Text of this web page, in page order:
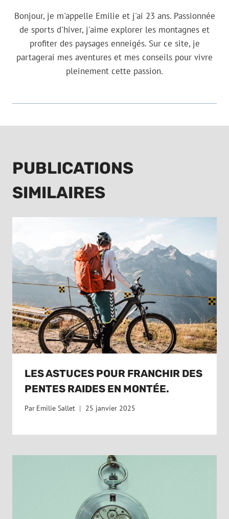
Bonjour, je m'appelle Emilie et j'ai 23 ans. Passionnée
de sports d'hiver, j'aime explorer les montagnes et
profiter des paysages enneigés. Sur ce site, je
partagerai mes aventures et mes conseils pour vivre
pleinement cette passion.
PUBLICATIONS
SIMILAIRES
LES ASTUCES POUR FRANCHIR DES
PENTES RAIDES EN MONTÉE.
Par Emilie Sallet 25 janvier 2025